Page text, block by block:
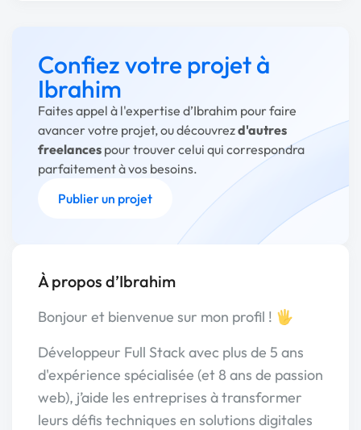
Confiez votre projet à
Ibrahim
Faites appel à l'expertise d’Ibrahim pour faire
avancer votre projet, ou découvrezd'autres
freelances pour trouver celui qui correspondra
parfaitement à vos besoins.
Publier un projet
À propos d’Ibrahim
Bonjour et bienvenue sur mon profil ! 🖐
Développeur Full Stack avec plus de 5 ans
d'expérience spécialisée (et 8 ans de passion
web), j’aide les entreprises à transformer
leurs défis techniques en solutions digitales